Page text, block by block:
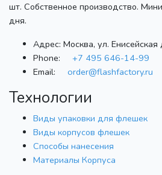
шт. Собственное производство.
дня.
Адрес: Москва, ул.
Phone:
+7 495 646-14-99
Email:
order@flashfactory.ru
Технологии
Виды упаковки для флешек
Виды корпусов флешек
Способы нанесения
Материалы Корпуса